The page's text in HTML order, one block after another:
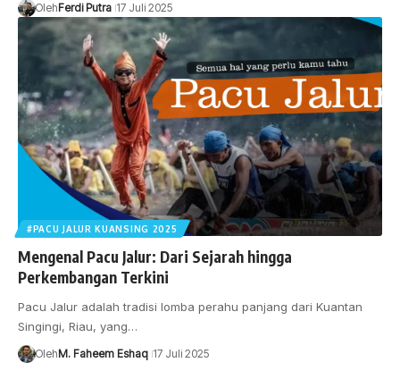
OlehFerdi Putra 17 Juli 2025
#PACU JALUR KUANSING 2025
Mengenal Pacu Jalur: Dari Sejarah hingga
Perkembangan Terkini
Pacu Jalur adalah tradisi lomba perahu panjang dari Kuantan
Singingi, Riau, yang…
OlehM. Faheem Eshaq 17 Juli 2025